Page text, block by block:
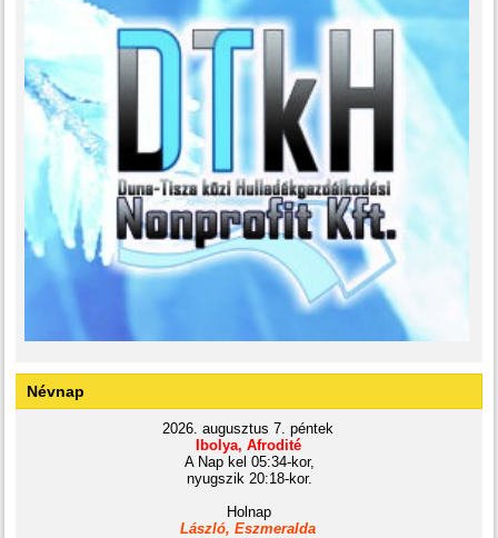
Névnap
2026. augusztus 7. péntek
Ibolya, Afrodité
A Nap kel 05:34-kor,
nyugszik 20:18-kor.
Holnap
László, Eszmeralda